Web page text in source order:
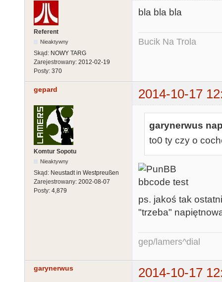
Referent
Nieaktywny
Skąd: NOWY TARG
Zarejestrowany: 2012-02-19
Posty: 370
bla bla bla
Bucik Na Trola
gepard 2014-10-17
Komtur Sopotu
Nieaktywny
Skąd: Neustadt in Westpreußen
Zarejestrowany: 2002-08-07
Posty: 4,879
garynerwus
to0 ty czy o
ps. jakoś tak
"trzeba"
gep/lamers^dial
garynerwus
2014-10-17